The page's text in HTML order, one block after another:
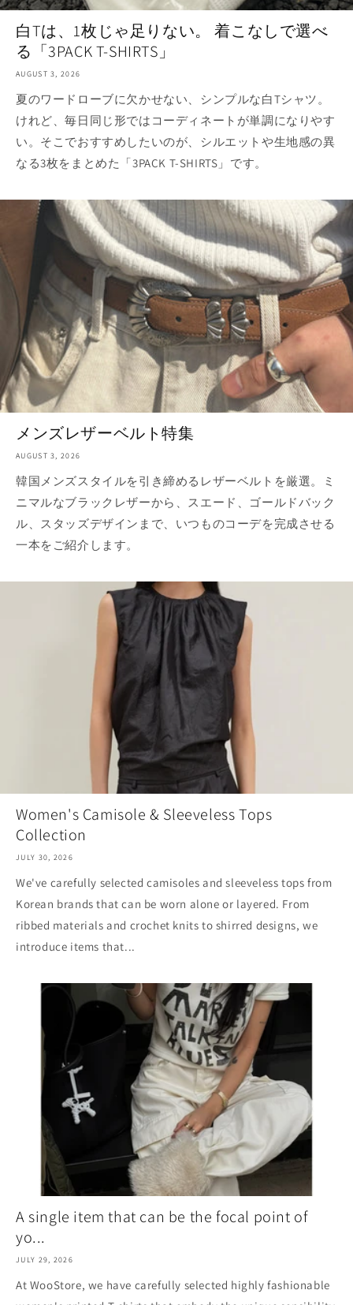
白Tは、1枚じゃ足りない。 着こなしで選べ
る「3PACK T-SHIRTS」
AUGUST 3, 2026
夏のワードローブに欠かせない、シンプルな白Tシャツ。
けれど、毎日同じ形ではコーディネートが単調になりやす
い。そこでおすすめしたいのが、シルエットや生地感の異
なる3枚をまとめた「3PACK T-SHIRTS」です。
メンズレザーベルト特集
AUGUST 3, 2026
韓国メンズスタイルを引き締めるレザーベルトを厳選。ミ
ニマルなブラックレザーから、スエード、ゴールドバック
ル、スタッズデザインまで、いつものコーデを完成させる
一本をご紹介します。
Women's Camisole & Sleeveless Tops
Collection
JULY 30, 2026
We've carefully selected camisoles and sleeveless tops from
Korean brands that can be worn alone or layered. From
ribbed materials and crochet knits to shirred designs, we
introduce items that...
A single item that can be the focal point of
yo...
JULY 29, 2026
At WooStore, we have carefully selected highly fashionable